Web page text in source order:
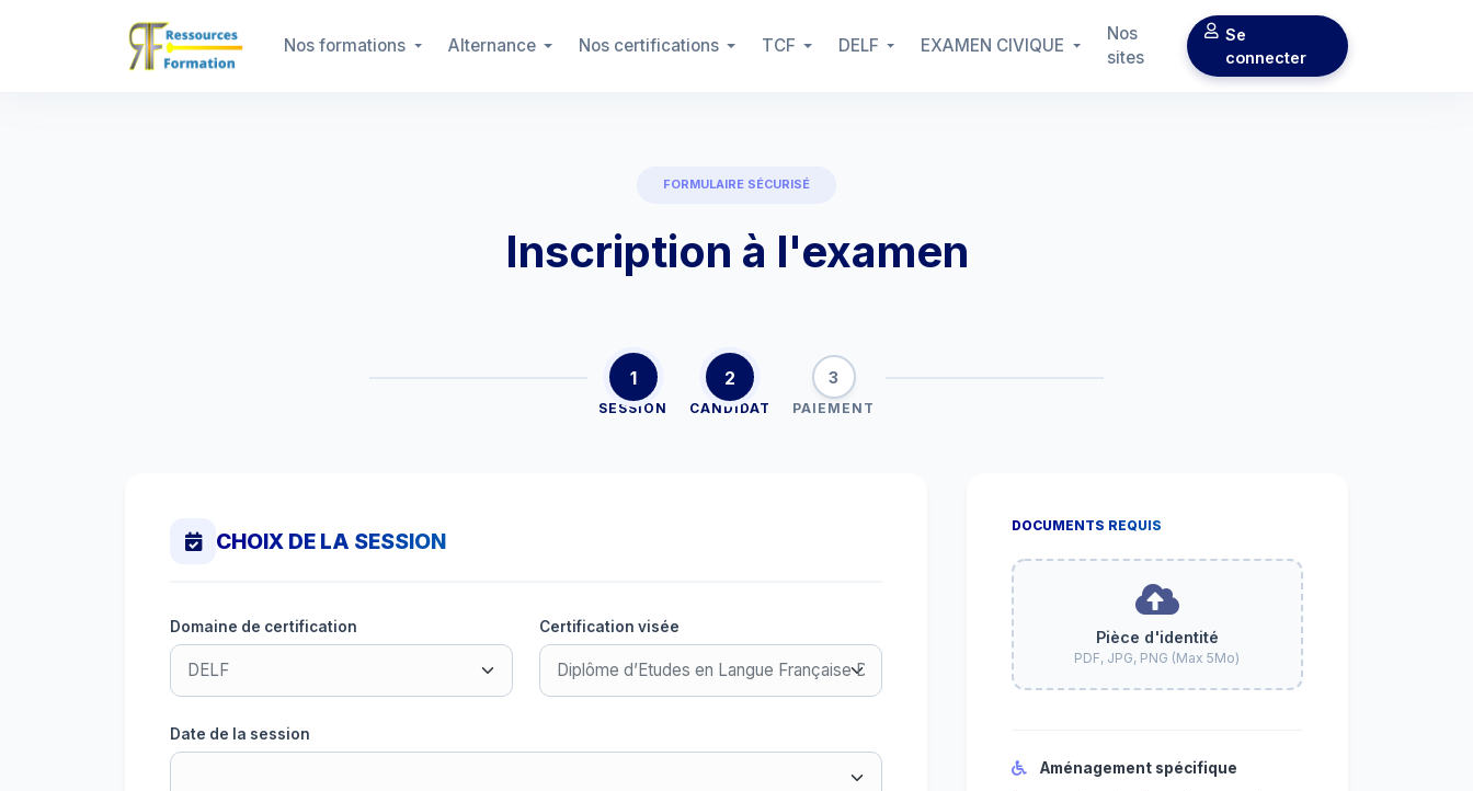
Nos formations Alternance Nos certifications TCF DELF EXAMEN CIVIQUE
Nos
sites
Se
connecter
FORMULAIRE SÉCURISÉ
Inscription à l'examen
1
SESSION
2
CANDIDAT
3
PAIEMENT
CHOIX DE LA SESSION
Domaine de certification Certification visée
Date de la session
DOCUMENTS REQUIS
Pièce d'identité
PDF, JPG, PNG (Max 5Mo)
Aménagement spécifique